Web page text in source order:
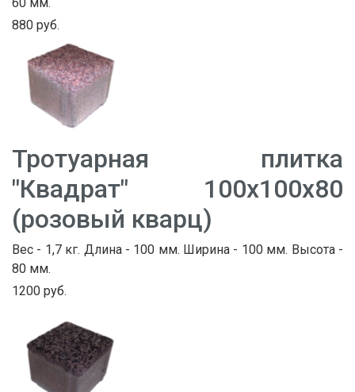
880 руб.
Тротуарная плитка
"Квадрат" 100х100х80
(розовый кварц)
Вес - 1,7 кг. Длина - 100 мм. Ширина - 100 мм. Высота -
80 мм.
1200 руб.